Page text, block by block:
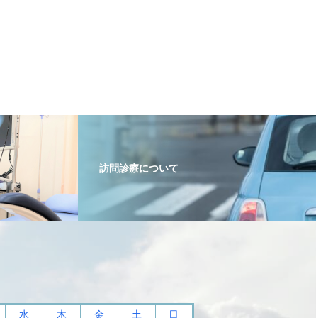
訪問診療について
水 木 金 土 日